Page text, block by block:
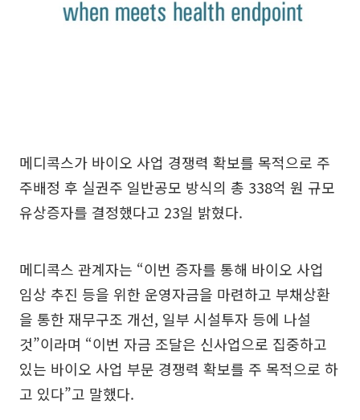
메디콕스가 바이오 사업 경쟁력 확보를 목적으로 주
주배정 후 실권주 일반공모 방식의 총 338억 원 규모
유상증자를 결정했다고 23일 밝혔다.
메디콕스 관계자는 “이번 증자를 통해 바이오 사업
임상 추진 등을 위한 운영자금을 마련하고 부채상환
을 통한 재무구조 개선, 일부 시설투자 등에 나설
것”이라며 “이번 자금 조달은 신사업으로 집중하고
있는 바이오 사업 부문 경쟁력 확보를 주 목적으로 하
고 있다”고 말했다.